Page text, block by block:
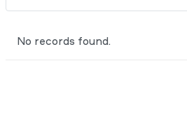
No records found.